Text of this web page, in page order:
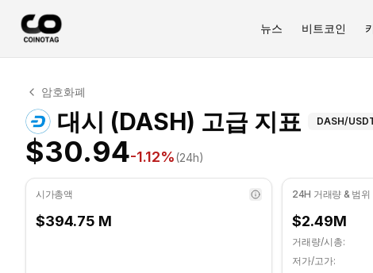
뉴스 비트코인
대시 기술적 분석
대시 현재 $30.94에 거래되고 있습니다. RSI 지표는 40.43
암호화폐
대시 (DASH) 고급 지표 대시
DASH/
$30.94-1.12%(24h)
시가총액
$394.75 M
24H 거래량 & 범위
$2.49M
거래량/시총:
저가/고가: